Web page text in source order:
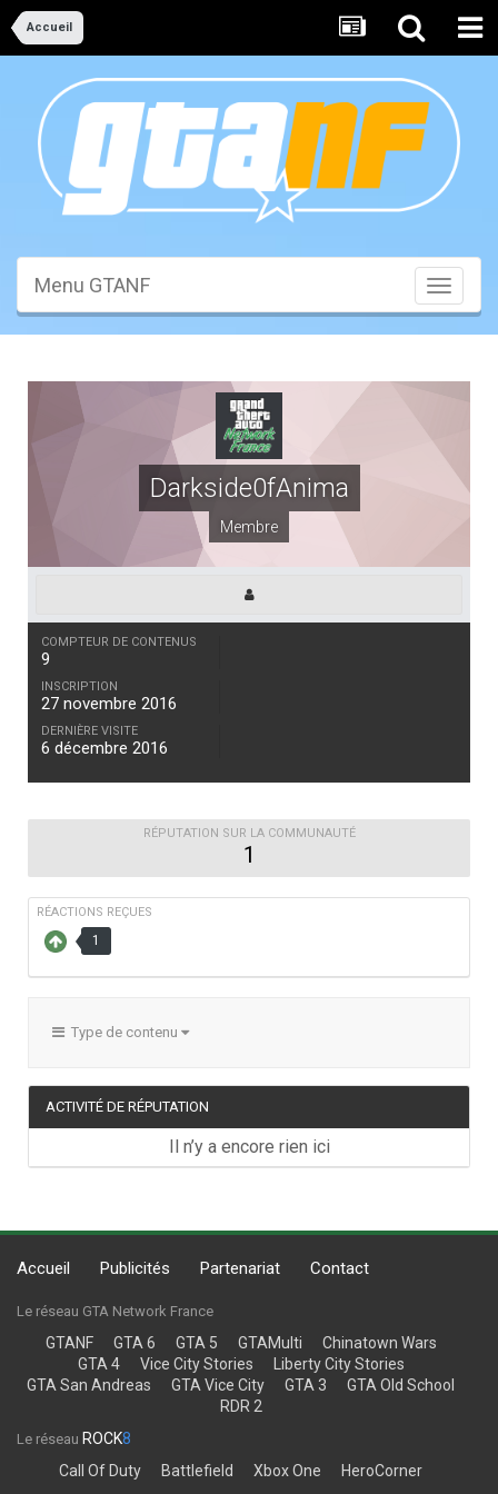
Accueil
Toggle
Menu GTANF
Darkside0fAnima
Membre
COMPTEUR DE CONTENUS
9
INSCRIPTION
27 novembre 2016
DERNIÈRE VISITE
6 décembre 2016
RÉPUTATION SUR LA COMMUNAUTÉ
1
RÉACTIONS REÇUES
1
Type de contenu
ACTIVITÉ DE RÉPUTATION
Il n’y a encore rien ici
Accueil Publicités Partenariat Contact
Le réseau GTA Network France
GTANF GTA 6 GTA 5 GTAMulti
Chinatown Wars
GTA 4
Vice City Stories
Liberty City Stories
GTA San Andreas
GTA Vice City GTA 3
GTA Old School
RDR 2
Le réseau ROCK8
Call Of Duty
Battlefield Xbox One HeroCorner